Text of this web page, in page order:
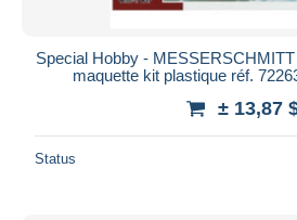
Special Hobby -
maquette kit plastique réf.
± 13,87
Status